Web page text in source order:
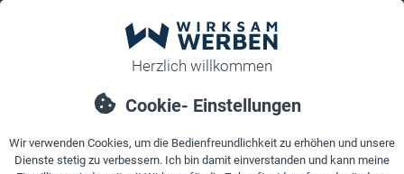
Details Bewertungen Kontakt